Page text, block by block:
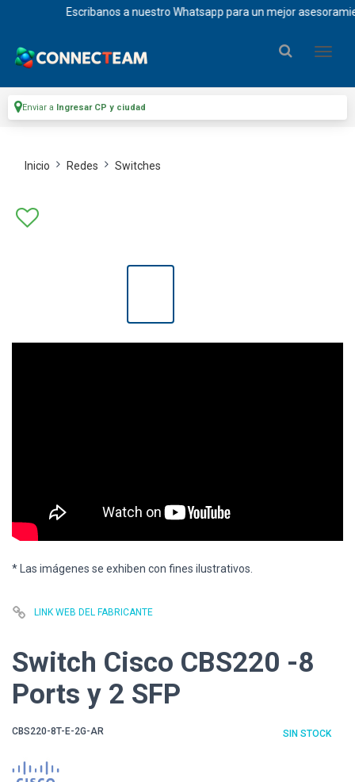
Escribanos a nuestro Whatsapp para un mejor asesoramiento y
Enviar a Ingresar CP y ciudad
Inicio Redes Switches
* Las imágenes se exhiben con fines ilustrativos.
LINK WEB DEL FABRICANTE
Switch Cisco CBS220 -8
Ports y 2 SFP
CBS220-8T-E-2G-AR SIN STOCK